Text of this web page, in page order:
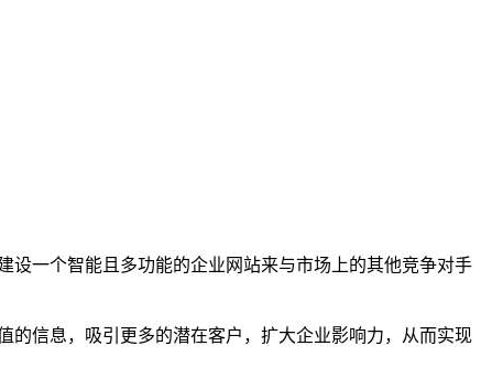
设一个智能且多功能的企业网站来与市场上的其他竞争对手
的信息，吸引更多的潜在客户，扩大企业影响力，从而实现